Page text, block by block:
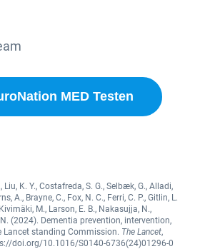
MED Testen
K. Y., Costafreda, S. G., Selbæk, G., Alladi,
A., Brayne, C., Fox, N. C., Ferri, C. P., Gitlin, L.
M., Larson, E. B., Nakasujja, N.,
(2024). Dementia prevention, intervention,
Lancet standing Commission. The Lancet,
doi.org/10.1016/S0140-6736(24)01296-0